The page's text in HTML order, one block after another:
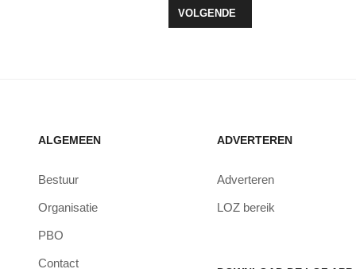
ERFGOEDVRIJWILLIGERSPRIJS 2024VOLGENDE ARTIKEL: VITAAL
VOLGENDE
ALGEMEEN
Bestuur
Organisatie
PBO
Contact
ADVERTEREN
Adverteren
LOZ bereik